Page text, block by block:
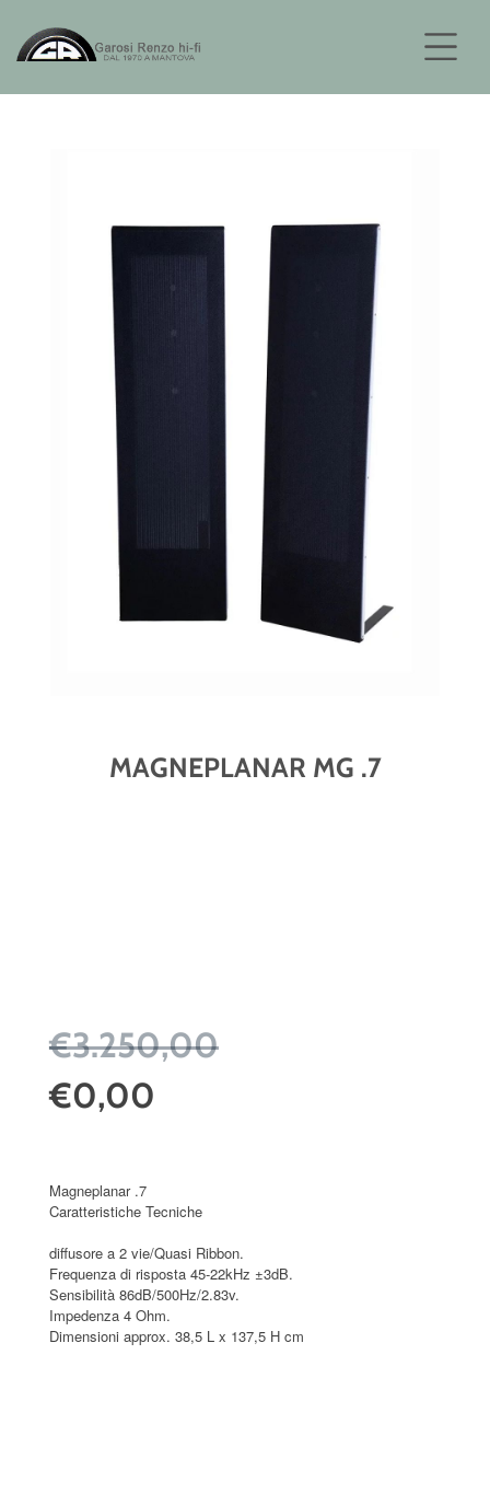
MAGNEPLANAR MG .7
€3.250,00
€0,00
Magneplanar .7
Caratteristiche Tecniche
diffusore a 2 vie/Quasi Ribbon.
Frequenza di risposta 45-22kHz ±3dB.
Sensibilità 86dB/500Hz/2.83v.
Impedenza 4 Ohm.
Dimensioni approx. 38,5 L x 137,5 H cm